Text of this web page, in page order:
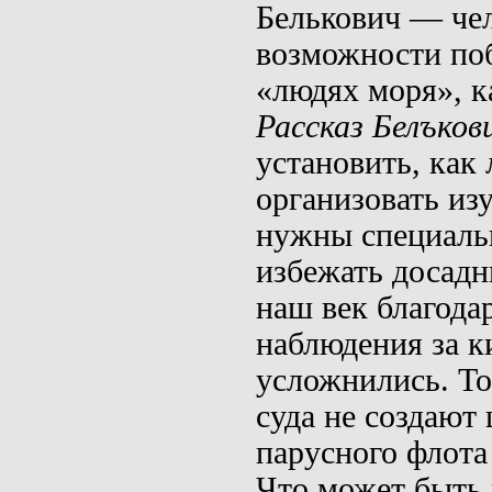
Белькович —
возмож­ности
«людях моря»,
Рассказ
установить,
организовать
нужны
избежать
наш век
наблюдения за
усложнились.
суда не
парусного